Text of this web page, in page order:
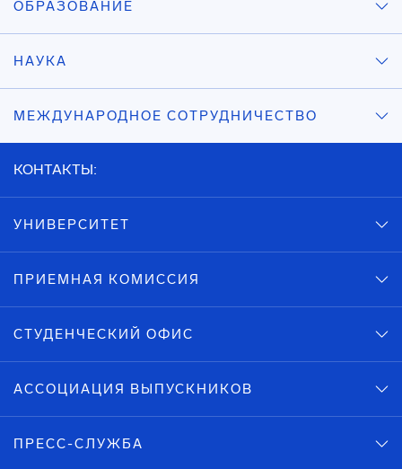
ОБРАЗОВАНИЕ
НАУКА
МЕЖДУНАРОДНОЕ СОТРУДНИЧЕСТВО
КОНТАКТЫ:
УНИВЕРСИТЕТ
ПРИЕМНАЯ КОМИССИЯ
СТУДЕНЧЕСКИЙ ОФИС
АССОЦИАЦИЯ ВЫПУСКНИКОВ
ПРЕСС-СЛУЖБА